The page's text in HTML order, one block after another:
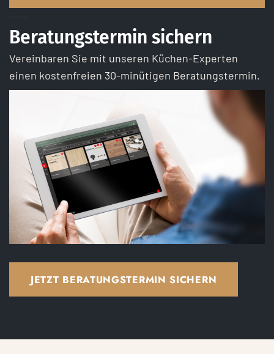
Beratungstermin sichern
Vereinbaren Sie mit unseren Küchen-Experten
einen kostenfreien 30-minütigen Beratungstermin.
JETZT BERATUNGSTERMIN SICHERN